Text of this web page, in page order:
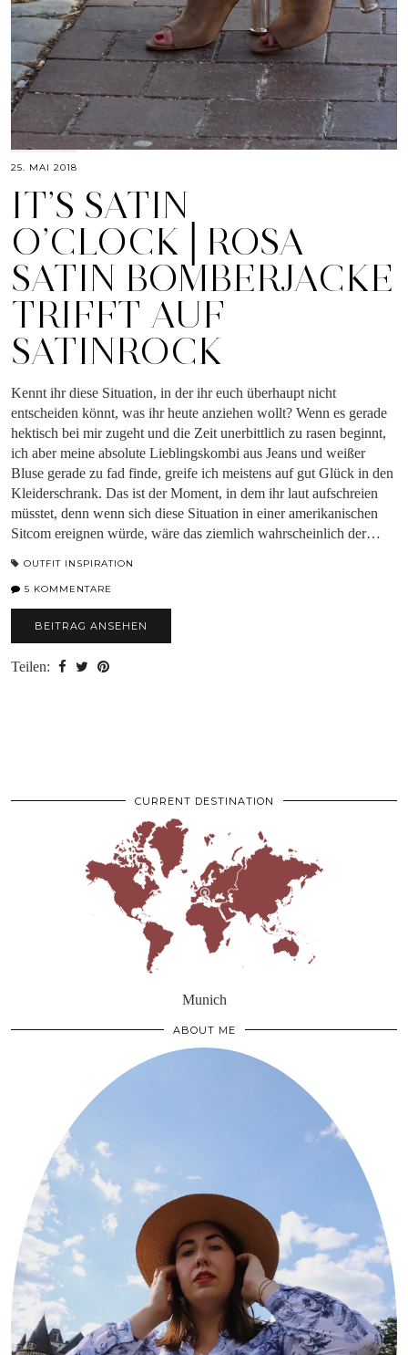
25. MAI 2018
IT’S SATIN
O’CLOCK│ROSA
SATIN BOMBERJACKE
TRIFFT AUF
SATINROCK
Kennt ihr diese Situation, in der ihr euch überhaupt nicht
entscheiden könnt, was ihr heute anziehen wollt? Wenn es gerade
hektisch bei mir zugeht und die Zeit unerbittlich zu rasen beginnt,
ich aber meine absolute Lieblingskombi aus Jeans und weißer
Bluse gerade zu fad finde, greife ich meistens auf gut Glück in den
Kleiderschrank. Das ist der Moment, in dem ihr laut aufschreien
müsstet, denn wenn sich diese Situation in einer amerikanischen
Sitcom ereignen würde, wäre das ziemlich wahrscheinlich der…
OUTFIT INSPIRATION
5 KOMMENTARE
BEITRAG ANSEHEN
Teilen:
CURRENT DESTINATION
Munich
ABOUT ME